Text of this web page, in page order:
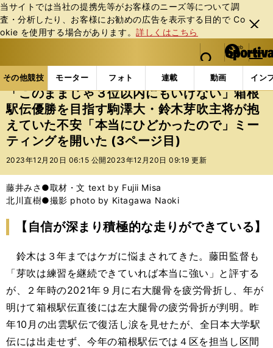
当サイトでは当社の提携先等がお客様のニーズ等について調
査・分析したり、お客様にお勧めの広告を表⽰する⽬的で Co
okie を使⽤する場合があります。詳しくはこちら
閉じ
る
web Sportiva (webスポルティーバ)
検索
マイペ
ー
ジ
メニュ
その他競技 モーター フォト 連載 動画 イン
ス
ポ
ル
テ
ィ
ー
バ
その他競技の記事一覧 陸上 「このままじゃ３位以
「このままじゃ３位以内にもいけない」箱根
駅伝優勝を目指す駒澤大・鈴木芽吹主将が抱
えていた不安「本当にひどかったので」ミー
ティングを開いた (3ページ目)
2023年12月20日 06:15 公開 2023年12月20日 09:19 更新
藤井みさ●取材・文 text by Fujii Misa
北川直樹●撮影 photo by Kitagawa Naoki
【自信が深まり積極的な走りができている】
鈴木は３年まではケガに悩まされてきた。藤田監督も
「芽吹は練習を継続できていれば本当に強い」と評する
が、２年時の2021年９月に右大腿骨を疲労骨折し、年が
明けて箱根駅伝直後には左大腿骨の疲労骨折が判明。昨
年10月の出雲駅伝で復活し涙を見せたが、全日本大学駅
伝には出走せず、今年の箱根駅伝では４区を担当し区間